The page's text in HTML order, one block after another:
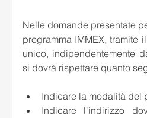
Nelle domande presentate
programma IMMEX, tramite
unico, indipendentemente
si dovrà rispettare quanto
Indicare la modalità del
Indicare l'indirizzo